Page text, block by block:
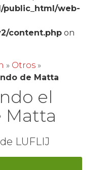
public_html/web-
content.phpon
» Otros»
de Matta
el
Matta
LUFLIJ